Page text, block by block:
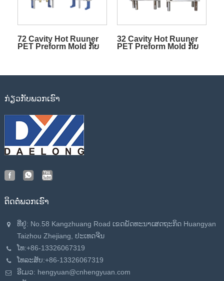
72 Cavity Hot Ruuner
PET Preform Mold ກັບ
32 Cavity Hot Ruuner
PET Preform Mold ກັບ
ກ່ຽວ​ກັບ​ພວກ​ເຮົາ
ຕິດ​ຕໍ່​ພວກ​ເຮົາ
ທີ່ຢູ່: No.58 Kangzhuang Road ເຂດ​ພັດ​ທະ​ນາ​ເສດ​ຖະ​ກິດ Huangyan
Taizhou Zhejiang​, ປະ​ເທດ​ຈີນ​
ໂທ:+86-13326067319
ໂທລະສັບ:+86-13326067319
ອີເມວ: hengyuan@cnhengyuan.com